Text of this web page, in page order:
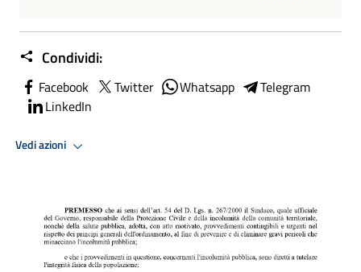
Condividi:
Facebook Twitter Whatsapp
Telegram
LinkedIn
Vedi azioni